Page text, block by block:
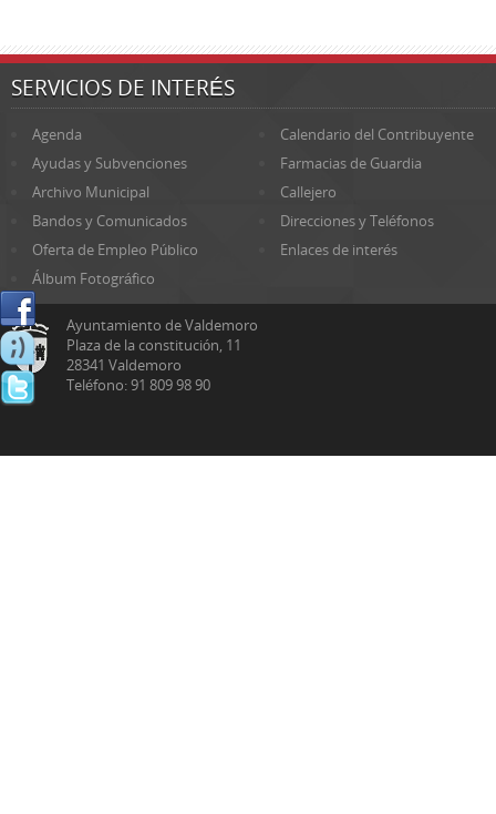
SERVICIOS DE INTERÉS
Agenda
Calendario del Contribuyente
Ayudas y Subvenciones
Farmacias de Guardia
Archivo Municipal
Callejero
Bandos y Comunicados
Direcciones y Teléfonos
Oferta de Empleo Público
Enlaces de interés
Álbum Fotográfico
Ayuntamiento de Valdemoro
Plaza de la constitución, 11
28341 Valdemoro
Teléfono: 91 809 98 90